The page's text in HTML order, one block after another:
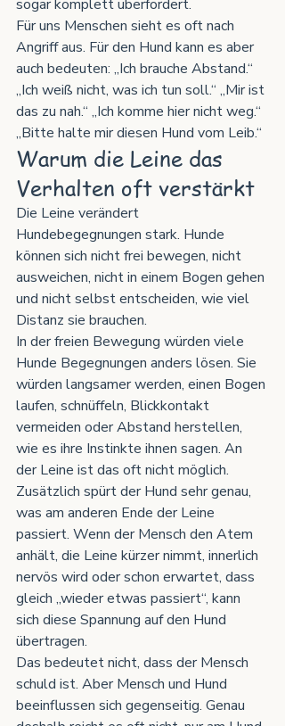
sogar komplett überfordert.
Für uns Menschen sieht es oft nach
Angriff aus. Für den Hund kann es aber
auch bedeuten: „Ich brauche Abstand.“
„Ich weiß nicht, was ich tun soll.“ „Mir ist
das zu nah.“ „Ich komme hier nicht weg.“
„Bitte halte mir diesen Hund vom Leib.“
Warum die Leine das
Verhalten oft verstärkt
Die Leine verändert
Hundebegegnungen stark. Hunde
können sich nicht frei bewegen, nicht
ausweichen, nicht in einem Bogen gehen
und nicht selbst entscheiden, wie viel
Distanz sie brauchen.
In der freien Bewegung würden viele
Hunde Begegnungen anders lösen. Sie
würden langsamer werden, einen Bogen
laufen, schnüffeln, Blickkontakt
vermeiden oder Abstand herstellen,
wie es ihre Instinkte ihnen sagen. An
der Leine ist das oft nicht möglich.
Zusätzlich spürt der Hund sehr genau,
was am anderen Ende der Leine
passiert. Wenn der Mensch den Atem
anhält, die Leine kürzer nimmt, innerlich
nervös wird oder schon erwartet, dass
gleich „wieder etwas passiert“, kann
sich diese Spannung auf den Hund
übertragen.
Das bedeutet nicht, dass der Mensch
schuld ist. Aber Mensch und Hund
beeinflussen sich gegenseitig. Genau